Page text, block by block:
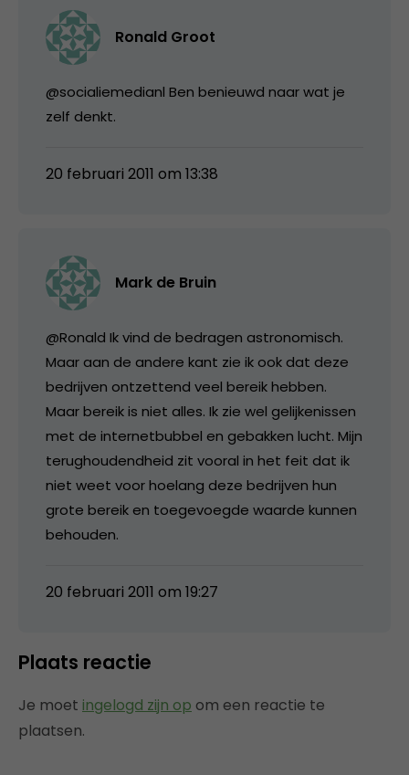
Ronald Groot
@socialiemedianl Ben benieuwd naar wat je
zelf denkt.
20 februari 2011 om 13:38
Mark de Bruin
@Ronald Ik vind de bedragen astronomisch.
Maar aan de andere kant zie ik ook dat deze
bedrijven ontzettend veel bereik hebben.
Maar bereik is niet alles. Ik zie wel gelijkenissen
met de internetbubbel en gebakken lucht. Mijn
terughoudendheid zit vooral in het feit dat ik
niet weet voor hoelang deze bedrijven hun
grote bereik en toegevoegde waarde kunnen
behouden.
20 februari 2011 om 19:27
Plaats reactie
Je moet ingelogd zijn op om een reactie te
plaatsen.